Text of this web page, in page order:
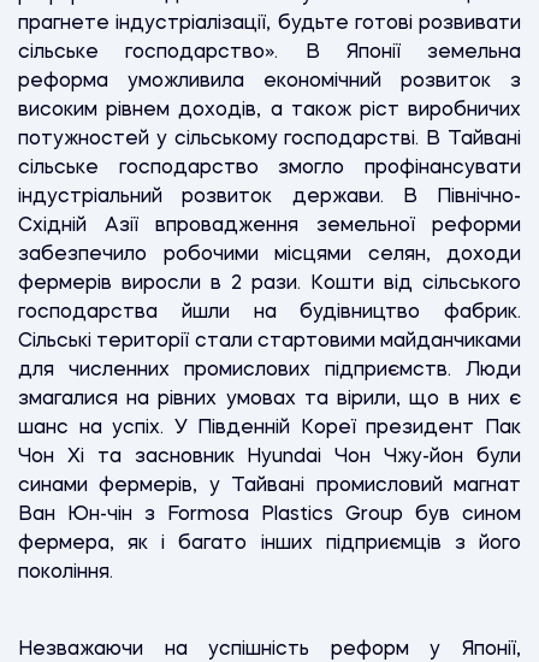
прагнете індустріалізації, будьте готові розвивати
сільське господарство». В Японії земельна
реформа уможливила економічний розвиток з
високим рівнем доходів, а також ріст виробничих
потужностей у сільському господарстві. В Тайвані
сільське господарство змогло профінансувати
індустріальний розвиток держави. В Північно-
Східній Азії впровадження земельної реформи
забезпечило робочими місцями селян, доходи
фермерів виросли в 2 рази. Кошти від сільського
господарства йшли на будівництво фабрик.
Сільські території стали стартовими майданчиками
для численних промислових підприємств. Люди
змагалися на рівних умовах та вірили, що в них є
шанс на успіх. У Південній Кореї президент Пак
Чон Хі та засновник Hyundai Чон Чжу-йон були
синами фермерів, у Тайвані промисловий магнат
Ван Юн-чін з Formosa Plastics Group був сином
фермера, як і багато інших підприємців з його
покоління.
Незважаючи на успішність реформ у Японії,